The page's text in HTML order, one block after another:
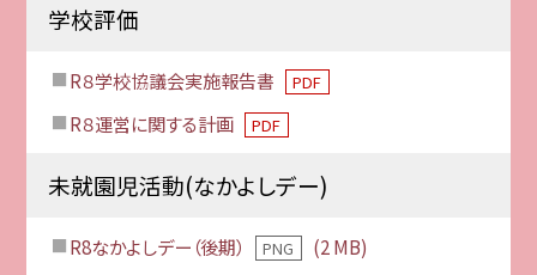
学校評価
R８学校協議会実施報告書 PDF
R８運営に関する計画 PDF
未就園児活動(なかよしデー)
R8なかよしデー（後期） PNG
(2 MB)